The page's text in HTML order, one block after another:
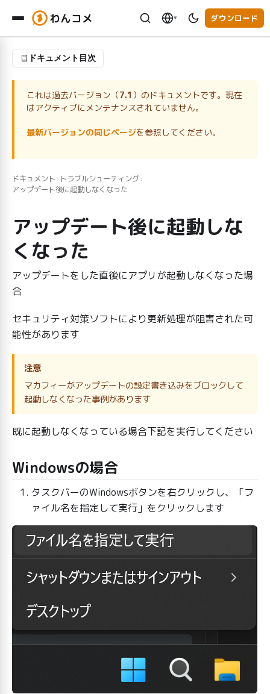
わんコメ ▾ ダウンロード
ドキュメント目次
これは過去バージョン（7.1 ）のドキュメントです。現在
はアクティブにメンテナンスされていません。
最新バージョンの同じページを参照してください。
ドキュメント › トラブルシューティング ›
アップデート後に起動しなくなった
アップデート後に起動しな
くなった
アップデートをした直後にアプリが起動しなくなった場
合
セキュリティ対策ソフトにより更新処理が阻害された可
能性があります
注意
マカフィーがアップデートの設定書き込みをブロックして
起動しなくなった事例があります
既に起動しなくなっている場合下記を実行してください
Windowsの場合
タスクバーのWindowsボタンを右クリックし、「フ
ァイル名を指定して実行」をクリックします